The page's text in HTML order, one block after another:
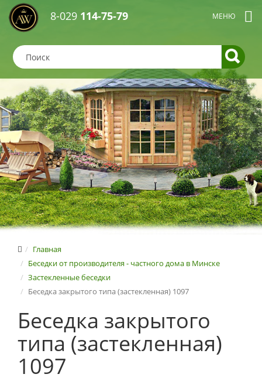
8-029 114-75-79
Главная
Беседки от производителя - частного дома в Минске
Застекленные беседки
Беседка закрытого типа (застекленная) 1097
Беседка закрытого
типа (застекленная)
1097